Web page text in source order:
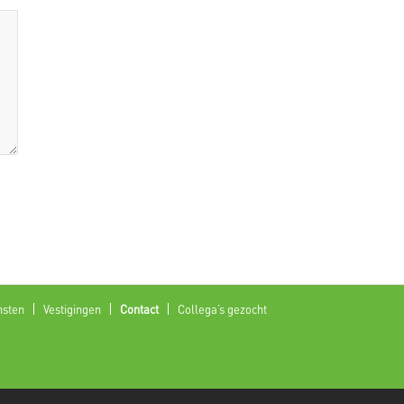
Vestigingen Contact Collega’s gezocht